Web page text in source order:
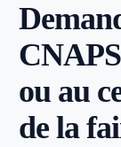
ou au
de la